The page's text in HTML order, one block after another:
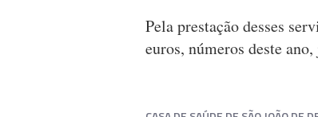
Pela prestação desses
euros, números deste